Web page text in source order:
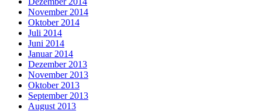
November 2014
Oktober 2014
Juli 2014
Juni 2014
Januar 2014
Dezember 2013
November 2013
Oktober 2013
September 2013
August 2013